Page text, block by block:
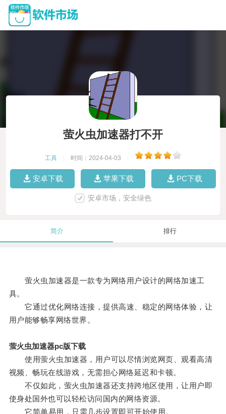
萤火虫加速器打不开
工具 时间：2024-04-03
安卓下载 苹果下载 PC下载
安卓市场，安全绿色
简介 排行
萤火虫加速器是一款专为网络用户设计的网络加速工
具。
它通过优化网络连接，提供高速、稳定的网络体验，让
用户能够畅享网络世界。
萤火虫加速器pc版下载
使用萤火虫加速器，用户可以尽情浏览网页、观看高清
视频、畅玩在线游戏，无需担心网络延迟和卡顿。
不仅如此，萤火虫加速器还支持跨地区使用，让用户即
使身处国外也可以轻松访问国内的网络资源。
它简单易用，只需几步设置即可开始使用。